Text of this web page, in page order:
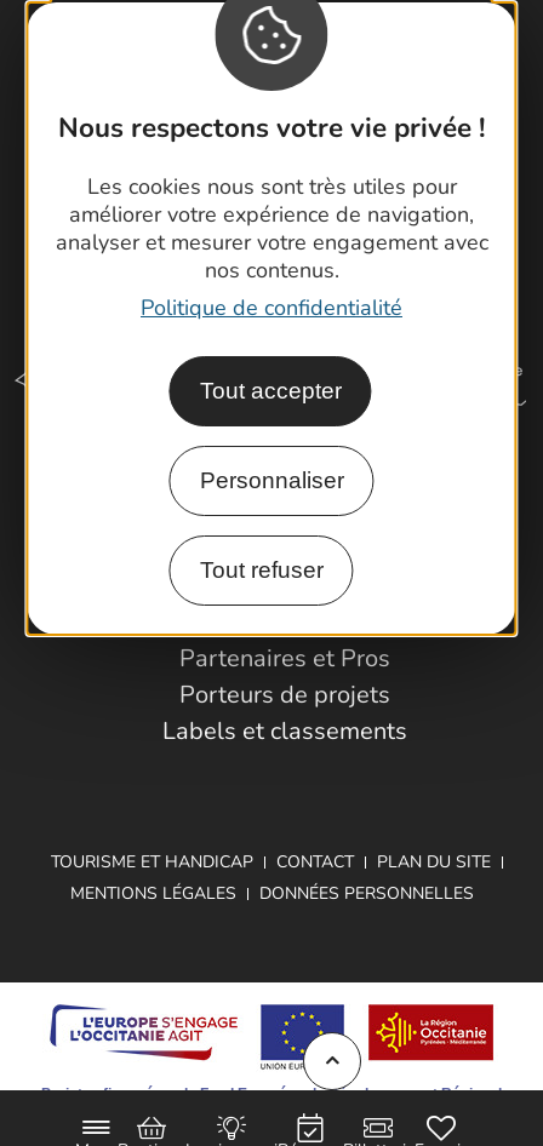
Nous respectons votre vie privée !
Les cookies nous sont très utiles pour
améliorer votre expérience de navigation,
analyser et mesurer votre engagement avec
nos contenus.
Politique de confidentialité
Tout accepter
Personnaliser
Tout refuser
Brochures
Cartoguides et Topoguides
Latitude Gard
Comment venir ?
Espace Pro
Partenaires et Pros
Porteurs de projets
Labels et classements
TOURISME ET HANDICAP CONTACT
PLAN DU SITE
MENTIONS LÉGALES
DONNÉES PERSONNELLES
Projet cofinancé par le Fond Européen de Développement Régional